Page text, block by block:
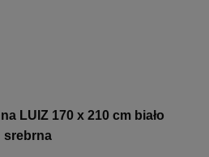
LUIZ 170 x 210 cm biało
srebrna